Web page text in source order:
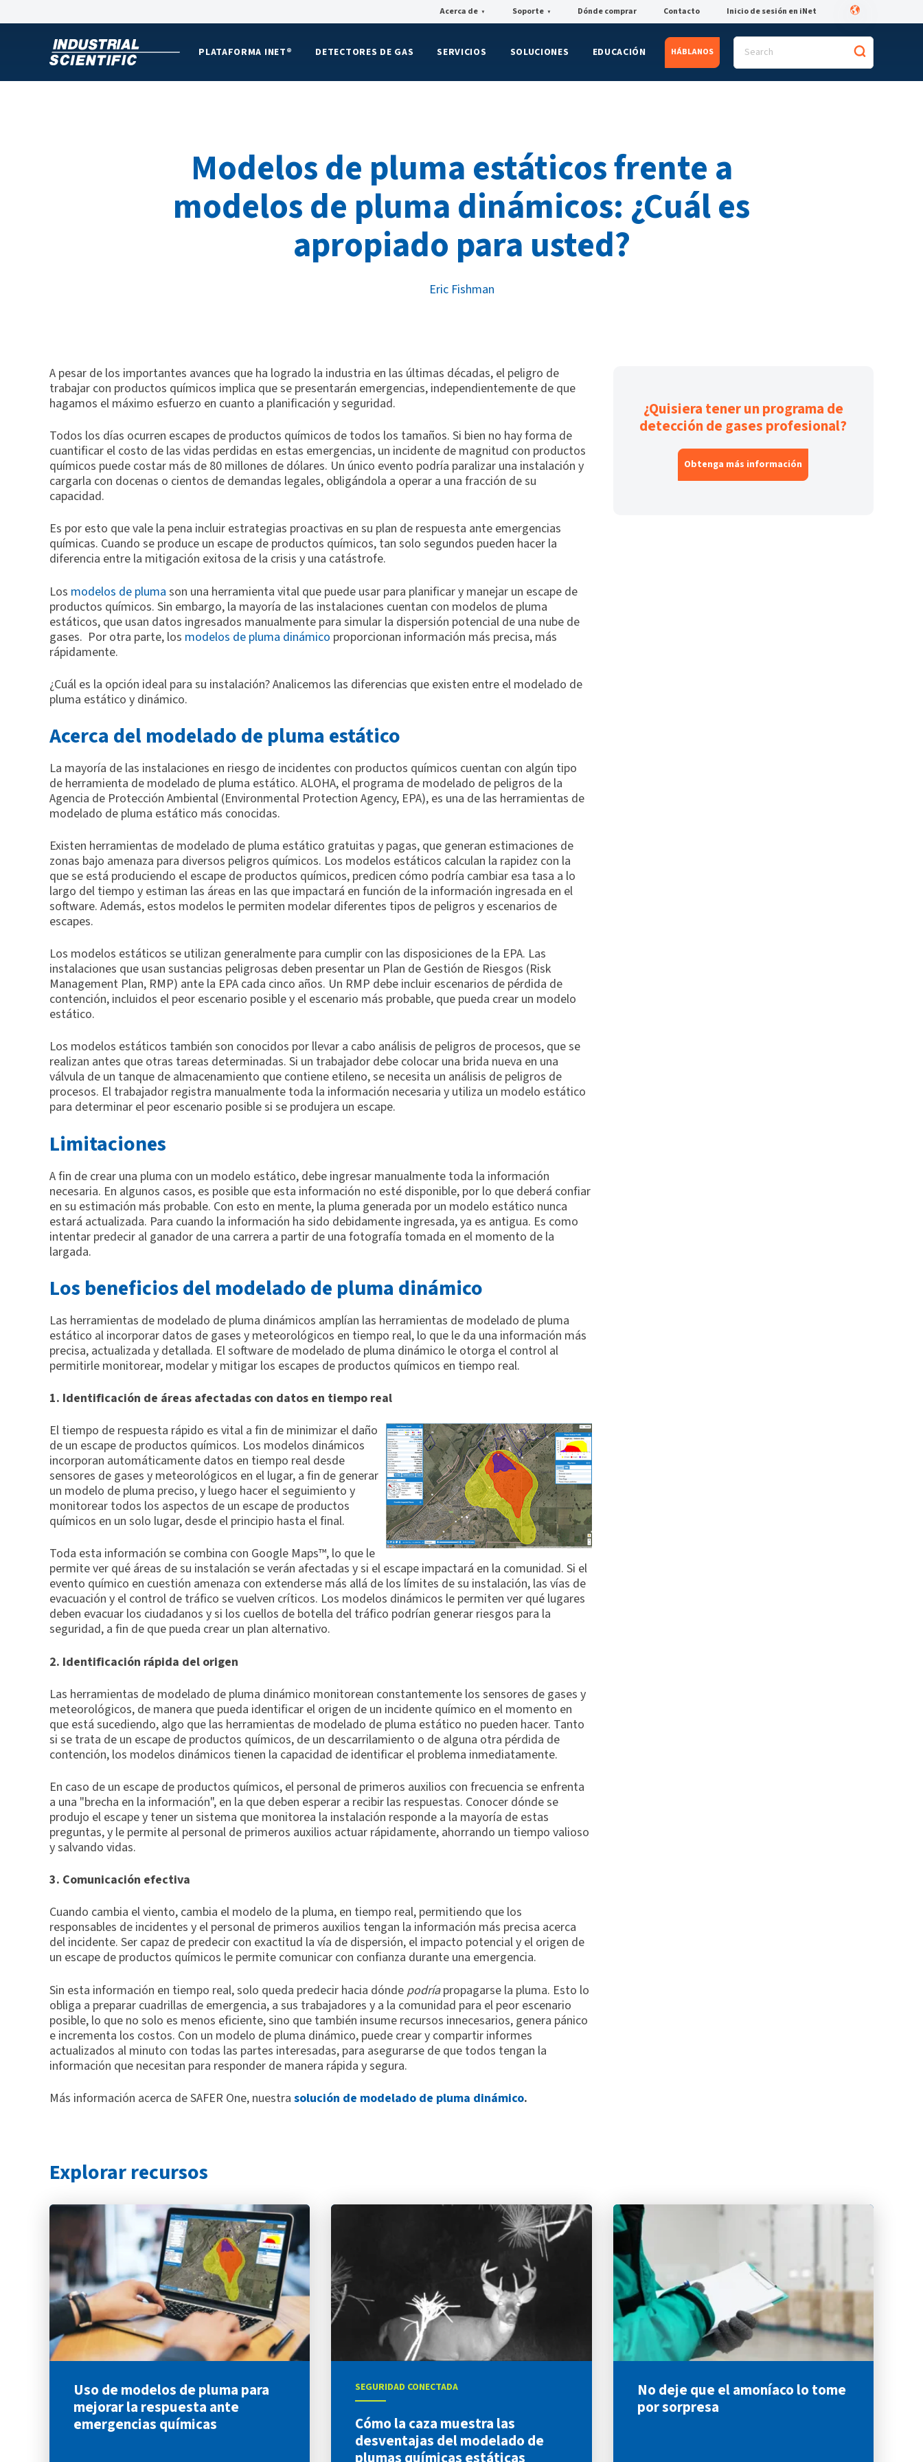
Acerca de ▼ Soporte ▼ Dónde comprar Contacto Inicio de sesión en iNet
PLATAFORMA INET® DETECTORES DE GAS SERVICIOS SOLUCIONES EDUCACIÓN HÁBLANOS
Modelos de pluma estáticos frente a
modelos de pluma dinámicos: ¿Cuál es
apropiado para usted?
Eric Fishman
A pesar de los importantes avances que ha logrado la industria en las últimas décadas, el peligro de
trabajar con productos químicos implica que se presentarán emergencias, independientemente de que
hagamos el máximo esfuerzo en cuanto a planificación y seguridad.
Todos los días ocurren escapes de productos químicos de todos los tamaños. Si bien no hay forma de
cuantificar el costo de las vidas perdidas en estas emergencias, un incidente de magnitud con productos
químicos puede costar más de 80 millones de dólares. Un único evento podría paralizar una instalación y
cargarla con docenas o cientos de demandas legales, obligándola a operar a una fracción de su
capacidad.
Es por esto que vale la pena incluir estrategias proactivas en su plan de respuesta ante emergencias
químicas. Cuando se produce un escape de productos químicos, tan solo segundos pueden hacer la
diferencia entre la mitigación exitosa de la crisis y una catástrofe.
Los modelos de pluma son una herramienta vital que puede usar para planificar y manejar un escape de
productos químicos. Sin embargo, la mayoría de las instalaciones cuentan con modelos de pluma
estáticos, que usan datos ingresados manualmente para simular la dispersión potencial de una nube de
gases. Por otra parte, los modelos de pluma dinámico proporcionan información más precisa, más
rápidamente.
¿Cuál es la opción ideal para su instalación? Analicemos las diferencias que existen entre el modelado de
pluma estático y dinámico.
Acerca del modelado de pluma estático
La mayoría de las instalaciones en riesgo de incidentes con productos químicos cuentan con algún tipo
de herramienta de modelado de pluma estático. ALOHA, el programa de modelado de peligros de la
Agencia de Protección Ambiental (Environmental Protection Agency, EPA), es una de las herramientas de
modelado de pluma estático más conocidas.
Existen herramientas de modelado de pluma estático gratuitas y pagas, que generan estimaciones de
zonas bajo amenaza para diversos peligros químicos. Los modelos estáticos calculan la rapidez con la
que se está produciendo el escape de productos químicos, predicen cómo podría cambiar esa tasa a lo
largo del tiempo y estiman las áreas en las que impactará en función de la información ingresada en el
software. Además, estos modelos le permiten modelar diferentes tipos de peligros y escenarios de
escapes.
Los modelos estáticos se utilizan generalmente para cumplir con las disposiciones de la EPA. Las
instalaciones que usan sustancias peligrosas deben presentar un Plan de Gestión de Riesgos (Risk
Management Plan, RMP) ante la EPA cada cinco años. Un RMP debe incluir escenarios de pérdida de
contención, incluidos el peor escenario posible y el escenario más probable, que pueda crear un modelo
estático.
Los modelos estáticos también son conocidos por llevar a cabo análisis de peligros de procesos, que se
realizan antes que otras tareas determinadas. Si un trabajador debe colocar una brida nueva en una
válvula de un tanque de almacenamiento que contiene etileno, se necesita un análisis de peligros de
procesos. El trabajador registra manualmente toda la información necesaria y utiliza un modelo estático
para determinar el peor escenario posible si se produjera un escape.
Limitaciones
A fin de crear una pluma con un modelo estático, debe ingresar manualmente toda la información
necesaria. En algunos casos, es posible que esta información no esté disponible, por lo que deberá confiar
en su estimación más probable. Con esto en mente, la pluma generada por un modelo estático nunca
estará actualizada. Para cuando la información ha sido debidamente ingresada, ya es antigua. Es como
intentar predecir al ganador de una carrera a partir de una fotografía tomada en el momento de la
largada.
Los beneficios del modelado de pluma dinámico
Las herramientas de modelado de pluma dinámicos amplían las herramientas de modelado de pluma
estático al incorporar datos de gases y meteorológicos en tiempo real, lo que le da una información más
precisa, actualizada y detallada. El software de modelado de pluma dinámico le otorga el control al
permitirle monitorear, modelar y mitigar los escapes de productos químicos en tiempo real.
1. Identificación de áreas afectadas con datos en tiempo real
El tiempo de respuesta rápido es vital a fin de minimizar el daño
de un escape de productos químicos. Los modelos dinámicos
incorporan automáticamente datos en tiempo real desde
sensores de gases y meteorológicos en el lugar, a fin de generar
un modelo de pluma preciso, y luego hacer el seguimiento y
monitorear todos los aspectos de un escape de productos
químicos en un solo lugar, desde el principio hasta el final.
Toda esta información se combina con Google Maps™, lo que le
permite ver qué áreas de su instalación se verán afectadas y si el escape impactará en la comunidad. Si el
evento químico en cuestión amenaza con extenderse más allá de los límites de su instalación, las vías de
evacuación y el control de tráfico se vuelven críticos. Los modelos dinámicos le permiten ver qué lugares
deben evacuar los ciudadanos y si los cuellos de botella del tráfico podrían generar riesgos para la
seguridad, a fin de que pueda crear un plan alternativo.
2. Identificación rápida del origen
Las herramientas de modelado de pluma dinámico monitorean constantemente los sensores de gases y
meteorológicos, de manera que pueda identificar el origen de un incidente químico en el momento en
que está sucediendo, algo que las herramientas de modelado de pluma estático no pueden hacer. Tanto
si se trata de un escape de productos químicos, de un descarrilamiento o de alguna otra pérdida de
contención, los modelos dinámicos tienen la capacidad de identificar el problema inmediatamente.
En caso de un escape de productos químicos, el personal de primeros auxilios con frecuencia se enfrenta
a una "brecha en la información", en la que deben esperar a recibir las respuestas. Conocer dónde se
produjo el escape y tener un sistema que monitorea la instalación responde a la mayoría de estas
preguntas, y le permite al personal de primeros auxilios actuar rápidamente, ahorrando un tiempo valioso
y salvando vidas.
3. Comunicación efectiva
Cuando cambia el viento, cambia el modelo de la pluma, en tiempo real, permitiendo que los
responsables de incidentes y el personal de primeros auxilios tengan la información más precisa acerca
del incidente. Ser capaz de predecir con exactitud la vía de dispersión, el impacto potencial y el origen de
un escape de productos químicos le permite comunicar con confianza durante una emergencia.
Sin esta información en tiempo real, solo queda predecir hacia dónde podría propagarse la pluma. Esto lo
obliga a preparar cuadrillas de emergencia, a sus trabajadores y a la comunidad para el peor escenario
posible, lo que no solo es menos eficiente, sino que también insume recursos innecesarios, genera pánico
e incrementa los costos. Con un modelo de pluma dinámico, puede crear y compartir informes
actualizados al minuto con todas las partes interesadas, para asegurarse de que todos tengan la
información que necesitan para responder de manera rápida y segura.
Más información acerca de SAFER One, nuestra solución de modelado de pluma dinámico.
¿Quisiera tener un programa de
detección de gases profesional?
Obtenga más información
Explorar recursos
Uso de modelos de pluma para
mejorar la respuesta ante
emergencias químicas
SEGURIDAD CONECTADA
Cómo la caza muestra las
desventajas del modelado de
plumas químicas estáticas
No deje que el amoníaco lo tome
por sorpresa